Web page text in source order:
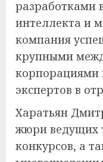
разработками
интеллекта и
компания
крупными
корпорациями
экспертов в
Харатьян
жюри ведущих
конкурсов, а